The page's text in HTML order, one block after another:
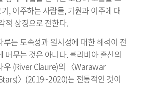
, 이주하는 사람들, 기원과 이주에 대
적 상징으로 전한다.
루는 토속성과 원시성에 대한 해석이 전
머무는 것은 아니다. 볼리비아 출신의
우 (River Claure)의 〈Warawar
〉(2019~2020)는 전통적인 것이